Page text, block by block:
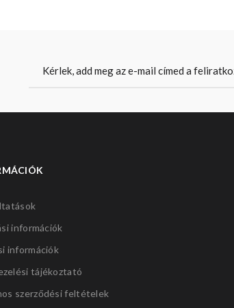
információk
információk
tájékoztató
szerződési feltételek